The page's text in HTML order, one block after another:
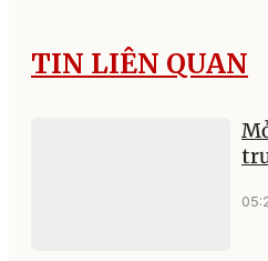
TIN LIÊN QUAN